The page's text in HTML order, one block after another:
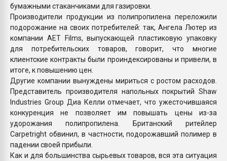
бумажными стаканчиками для газировки.
Производители продукции из полипропилена переложили
подорожание на своих потребителей: так, Ангела Лютер из
компании AET Films, выпускающей пластиковую упаковку
для потребительских товаров, говорит, что многие
клиентские контракты были проиндексированы и привели, в
итоге, к повышению цен.
Другие компании вынуждены мириться с ростом расходов.
Представитель производителя напольных покрытий Shaw
Industries Group Диа Келли отмечает, что ужесточившаяся
конкуренция не позволяет им повышать цены из-за
удорожания полипропилена. Британский ритейлер
Carpetright обвинил, в частности, подорожавший полимер в
падении своей прибыли.
Как и для большинства сырьевых товаров, вся эта ситуация